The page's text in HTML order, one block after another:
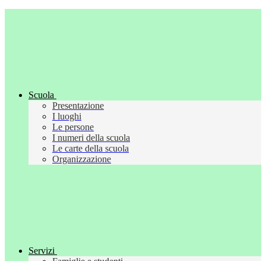
Scuola
Presentazione
I luoghi
Le persone
I numeri della scuola
Le carte della scuola
Organizzazione
Servizi